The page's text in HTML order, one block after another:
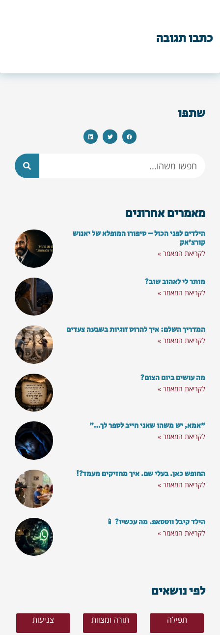
מאמרים אחרונים
קורצ'אק
לקריאת המאמר »
לקריאת המאמר »
לקריאת המאמר »
לקריאת המאמר »
לקריאת המאמר »
לקריאת המאמר »
לקריאת המאמר »
לפי נושאים
תפילה תורה ומצוות צניעות